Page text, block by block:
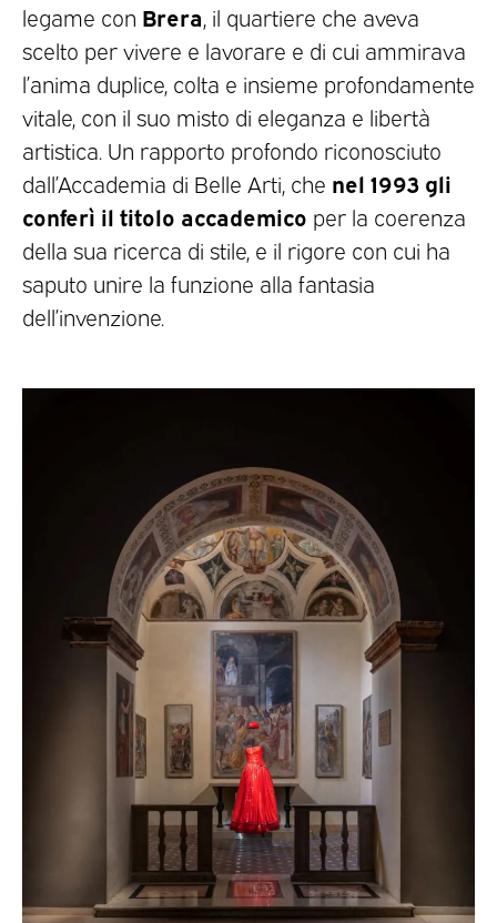
legame con Brera, il quartiere che aveva
scelto per vivere e lavorare e di cui ammirava
l’anima duplice, colta e insieme profondamente
vitale, con il suo misto di eleganza e libertà
artistica. Un rapporto profondo riconosciuto
dall’Accademia di Belle Arti, che nel 1993 gli
conferì il titolo accademico per la coerenza
della sua ricerca di stile, e il rigore con cui ha
saputo unire la funzione alla fantasia
dell’invenzione.